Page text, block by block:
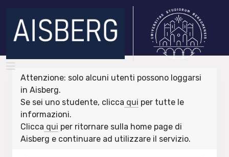
Attenzione: solo alcuni utenti possono loggarsi
in Aisberg.
Se sei uno studente, clicca qui per tutte le
informazioni.
Clicca qui per ritornare sulla home page di
Aisberg e continuare ad utilizzare il servizio.